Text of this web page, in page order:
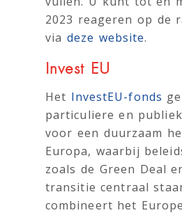
2023 reageren op de
via deze website.
Invest EU
Het InvestEU-fonds
particuliere en
voor een duurzaam
Europa, waarbij
zoals de Green Deal
transitie centraal
combineert het